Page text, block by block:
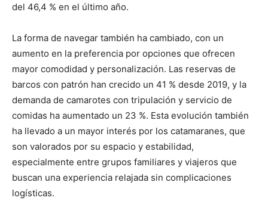
del 46,4 % en el último año.
La forma de navegar también ha cambiado, con un
aumento en la preferencia por opciones que ofrecen
mayor comodidad y personalización. Las reservas de
barcos con patrón han crecido un 41 % desde 2019, y la
demanda de camarotes con tripulación y servicio de
comidas ha aumentado un 23 %. Esta evolución también
ha llevado a un mayor interés por los catamaranes, que
son valorados por su espacio y estabilidad,
especialmente entre grupos familiares y viajeros que
buscan una experiencia relajada sin complicaciones
logísticas.